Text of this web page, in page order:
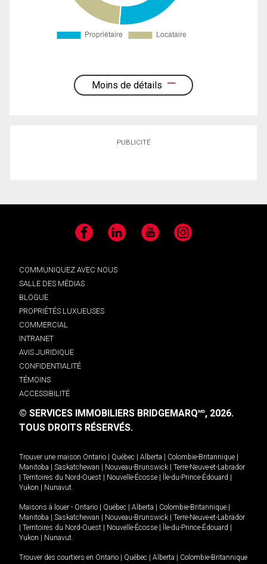
Moins de détails
PUBLICITÉ
Facebook LinkedIn YouTube Instagram
COMMUNIQUEZ AVEC NOUS
SALLE DES MÉDIAS
BLOGUE
PROPRIÉTÉS LUXUEUSES
COMMERCIAL
INTRANET
AVIS JURIDIQUE
CONFIDENTIALITÉ
TÉMOINS
ACCESSIBILITÉ
© SERVICES IMMOBILIERS BRIDGEMARQMD, 2026.
TOUS DROITS RÉSERVÉS.
Trouver une maison Ontario Québec Alberta Colombie-Britannique
Manitoba
Saskatchewan Nouveau-Brunswick
Terre-Neuve-et-Labrador
Territoires du Nord-Ouest Nouvelle-Écosse Île-du-Prince-Édouard
Yukon
Nunavut.
Maisons à louer - Ontario Québec Alberta Colombie-Britannique
Manitoba
Saskatchewan Nouveau-Brunswick
Terre-Neuve-et-Labrador
Territoires du Nord-Ouest Nouvelle-Écosse Île-du-Prince-Édouard
Yukon
Nunavut.
Trouver des courtiers en Ontario Québec Alberta
Colombie-Britannique